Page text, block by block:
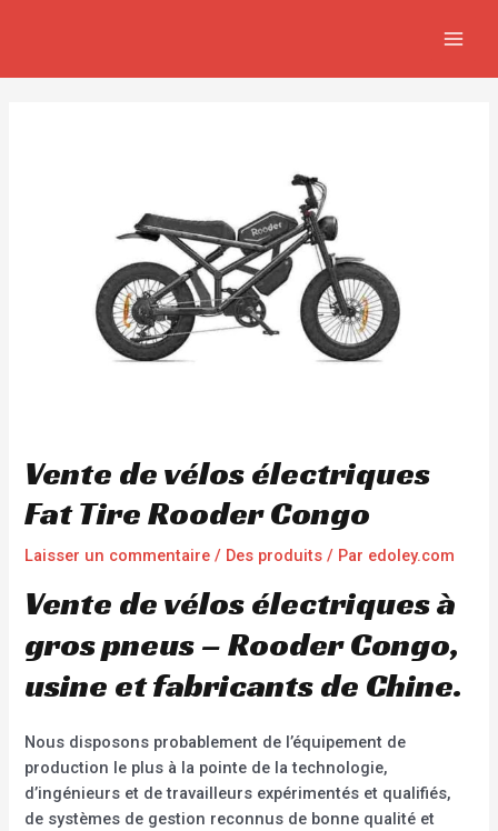
Vente de vélos électriques
Fat Tire Rooder Congo
Laisser un commentaire / Des produits / Par edoley.com
Vente de vélos électriques à
gros pneus – Rooder Congo,
usine et fabricants de Chine.
Nous disposons probablement de l’équipement de
production le plus à la pointe de la technologie,
d’ingénieurs et de travailleurs expérimentés et qualifiés,
de systèmes de gestion reconnus de bonne qualité et